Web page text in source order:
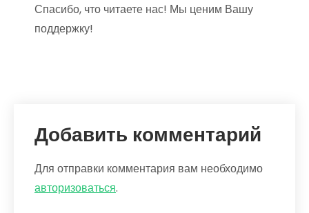
Спасибо, что читаете нас! Мы ценим Вашу
поддержку!
Добавить комментарий
Для отправки комментария вам необходимо
авторизоваться.